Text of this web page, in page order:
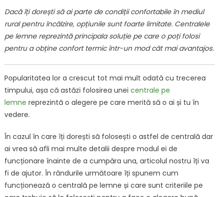
o
pe
de
Dacă îți dorești să ai parte de condiții confortabile în mediul
rural pentru încălzire, opțiunile sunt foarte limitate. Centralele
pe lemne reprezintă principala soluție pe care o poți folosi
pentru a obține confort termic într-un mod cât mai avantajos.
Popularitatea lor a crescut tot mai mult odată cu trecerea
timpului, așa că astăzi folosirea unei centrale pe
lemne reprezintă o alegere pe care merită să o ai și tu în
vedere.
În cazul în care îți dorești să folosești o astfel de centrală dar
ai vrea să afli mai multe detalii despre modul ei de
funcționare înainte de a cumpăra una, articolul nostru îți va
fi de ajutor. În rândurile următoare îți spunem cum
funcționează o centrală pe lemne și care sunt criteriile pe